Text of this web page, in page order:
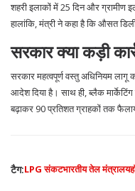
शहरी इलाकों में 25 दिन और ग्रामीण
हालांकि, मंत्री ने कहा है कि औसत
सरकार क्या कड़ी
सरकार महत्वपूर्ण वस्तु अधिनियम
आदेश दिया है। साथ ही, ब्लैक
बढ़ाकर 90 प्रतिशत ग्राहकों तक
टैग:LPG संकटभारतीय तेल मंत्रालय